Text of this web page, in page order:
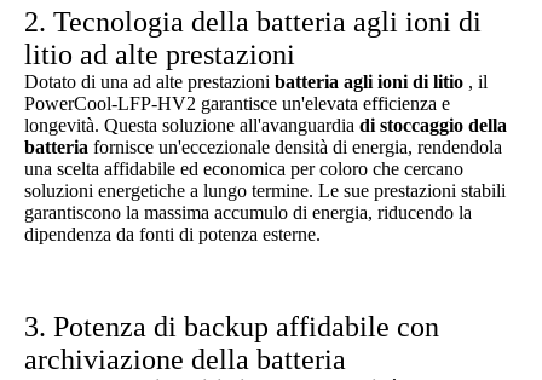
2. Tecnologia della batteria agli ioni di
litio ad alte prestazioni
Dotato di una ad alte prestazioni batteria agli ioni di litio , il
PowerCool-LFP-HV2 garantisce un'elevata efficienza e
longevità. Questa soluzione all'avanguardia di stoccaggio della
batteria fornisce un'eccezionale densità di energia, rendendola
una scelta affidabile ed economica per coloro che cercano
soluzioni energetiche a lungo termine. Le sue prestazioni stabili
garantiscono la massima accumulo di energia, riducendo la
dipendenza da fonti di potenza esterne.
3. Potenza di backup affidabile con
archiviazione della batteria